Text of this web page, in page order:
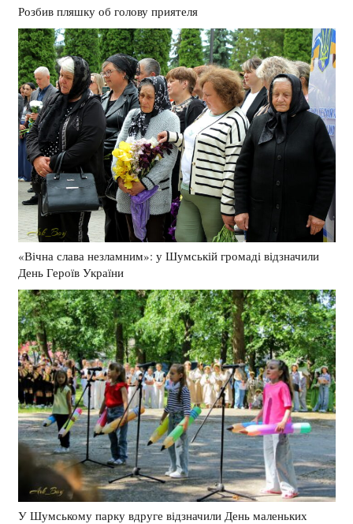
Розбив пляшку об голову приятеля
«Вічна слава незламним»: у Шумській громаді відзначили
День Героїв України
У Шумському парку вдруге відзначили День маленьких